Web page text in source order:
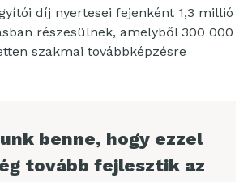
díj nyertesei fejenként 1,3 millió
részesülnek, amelyből 300 000
szakmai továbbképzésre
benne, hogy ezzel
tovább fejlesztik az